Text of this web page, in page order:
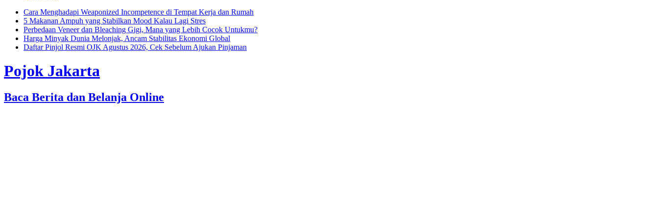
Cara Menghadapi Weaponized Incompetence di Tempat Kerja dan Rumah
5 Makanan Ampuh yang Stabilkan Mood Kalau Lagi Stres
Perbedaan Veneer dan Bleaching Gigi, Mana yang Lebih Cocok Untukmu?
Harga Minyak Dunia Melonjak, Ancam Stabilitas Ekonomi Global
Daftar Pinjol Resmi OJK Agustus 2026, Cek Sebelum Ajukan Pinjaman
Pojok Jakarta
Baca Berita dan Belanja Online